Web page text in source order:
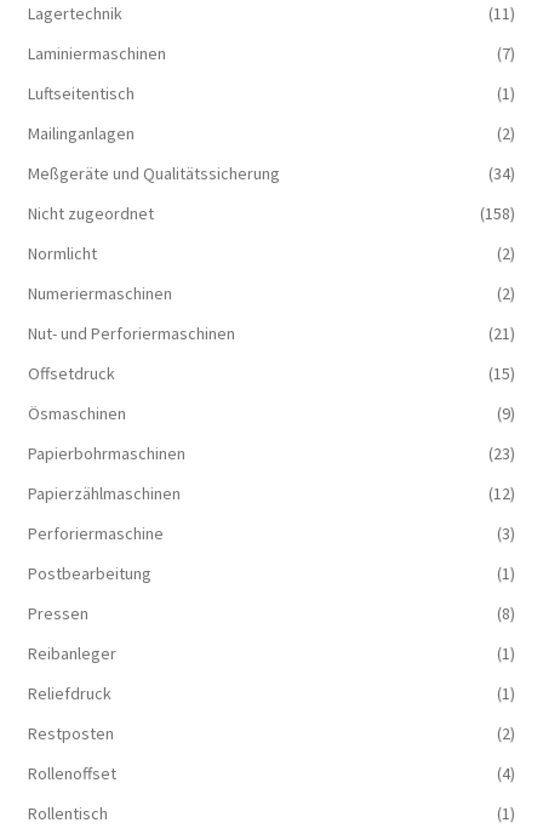
Lagertechnik
(11)
Laminiermaschinen
(7)
Luftseitentisch
(1)
Mailinganlagen
(2)
Meßgeräte und Qualitätssicherung
(34)
Nicht zugeordnet
(158)
Normlicht
(2)
Numeriermaschinen
(2)
Nut- und Perforiermaschinen
(21)
Offsetdruck
(15)
Ösmaschinen
(9)
Papierbohrmaschinen
(23)
Papierzählmaschinen
(12)
Perforiermaschine
(3)
Postbearbeitung
(1)
Pressen
(8)
Reibanleger
(1)
Reliefdruck
(1)
Restposten
(2)
Rollenoffset
(4)
Rollentisch
(1)